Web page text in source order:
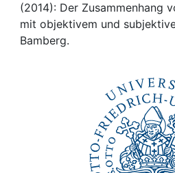
My FIS
(2014): Der Zusammenhang
mit objektivem und
Bamberg.